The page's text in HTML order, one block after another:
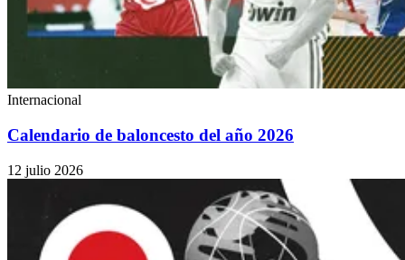
Internacional
Calendario de baloncesto del año 2026
12 julio 2026